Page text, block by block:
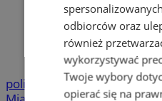
policja
Urząd
odbiorców oraz
również
wykorzystywać
Twoje wybory
opierać się na